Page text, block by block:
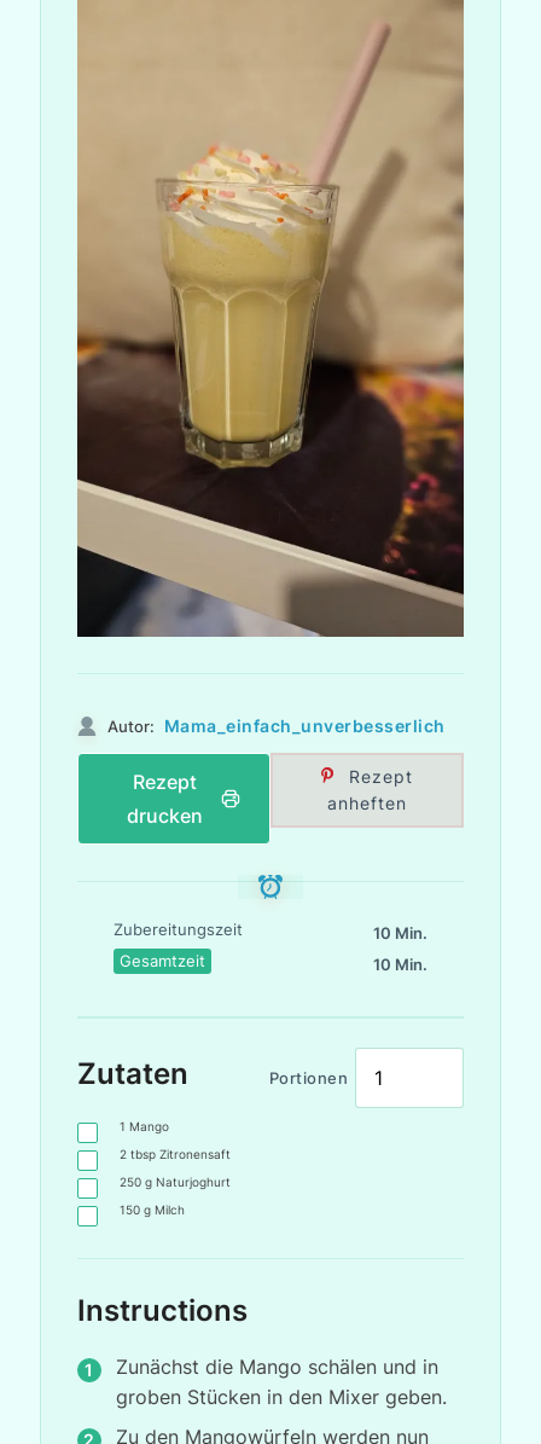
Autor: Mama_einfach_unverbesserlich
Rezept
drucken
Rezept
anheften
Zubereitungszeit
10 Min.
Gesamtzeit
10 Min.
Zutaten Portionen
1 Mango
2 tbspZitronensaft
250 gNaturjoghurt
150 gMilch
Instructions
Zunächst die Mango schälen und in
groben Stücken in den Mixer geben.
Zu den Mangowürfeln werden nun